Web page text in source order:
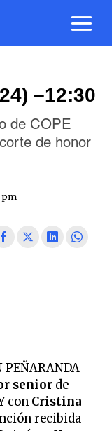
–12:30
de COPE
de honor
pm
PEÑARANDA
senior de
con Cristina
recibida